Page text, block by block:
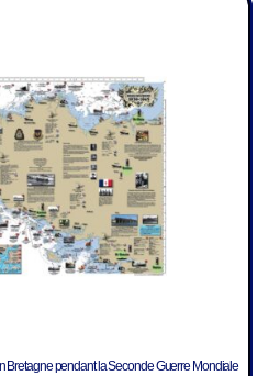
Bretagne pendant la Seconde Guerre Mondiale